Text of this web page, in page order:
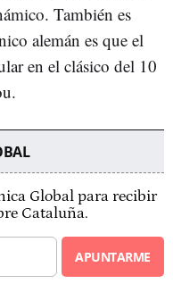
También es
alemán es que el
en el clásico del 10
Global para recibir
Cataluña.
APUNTARME